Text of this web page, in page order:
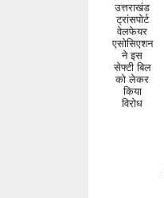
उत्तराखंड
ट्रांसपोर्ट
वेलफेयर
एसोसिएशन
ने इस
सेफ्टी बिल
को लेकर
किया
विरोध